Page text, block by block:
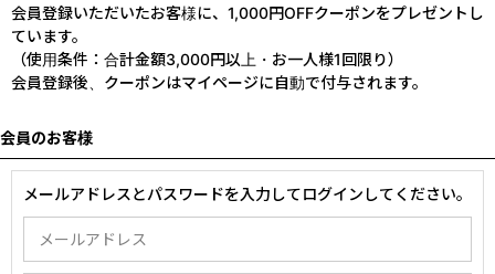
会員登録いただいたお客様に、1,000円OFFクーポンをプレゼントし
ています。
（使用条件：合計金額3,000円以上・お一人様1回限り）
会員登録後、クーポンはマイページに自動で付与されます。
会員のお客様
メールアドレスとパスワードを入力してログインしてください。